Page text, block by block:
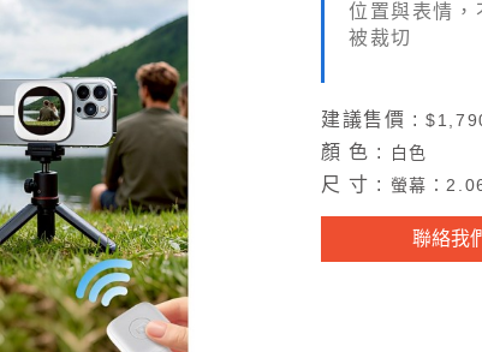
位置與表情，
被裁切
建議售價 :
顏 色 : 白色
尺 寸 : 螢幕：
聯絡我